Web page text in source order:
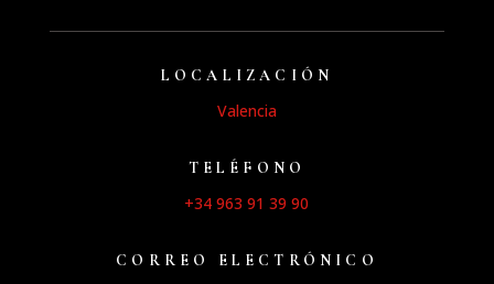
LOCALIZACIÓN
Valencia
TELÉFONO
+34 963 91 39 90
CORREO ELECTRÓNICO